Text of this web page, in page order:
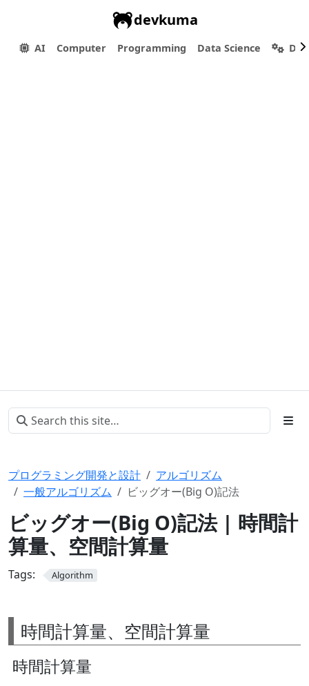
devkuma
AI Computer Programming Data Science
プログラミング開発と設計
アルゴリズム
一般アルゴリズム
ビッグオー(Big O)記法
ビッグオー(Big O)記法 | 時間計
算量、空間計算量
Tags: Algorithm
時間計算量、空間計算量
時間計算量